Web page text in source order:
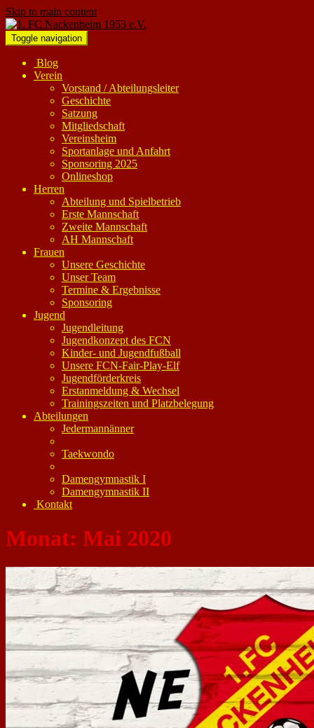
Skip to main content
Toggle navigation
Blog
Verein
Vorstand / Abteilungsleiter
Geschichte
Satzung
Mitgliedschaft
Vereinsheim
Sportanlage und Anfahrt
Sponsoring 2025
Onlineshop
Herren
Abteilung und Spielbetrieb
Erste Mannschaft
Zweite Mannschaft
AH Mannschaft
Frauen
Unsere Geschichte
Unser Team
Termine & Ergebnisse
Sponsoring
Jugend
Jugendleitung
Jugendkonzept des FCN
Kinder- und Jugendfußball
Unsere FCN-Fair-Play-Elf
Jugendförderkreis
Erstanmeldung & Wechsel
Trainingszeiten und Platzbelegung
Abteilungen
Jedermannänner
Taekwondo
Damengymnastik I
Damengymnastik II
Kontakt
Monat: Mai 2020